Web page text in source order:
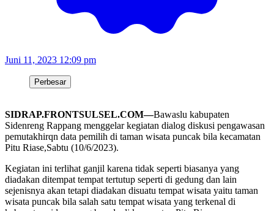
Juni 11, 2023 12:09 pm
Perbesar
SIDRAP.FRONTSULSEL.COM—Bawaslu kabupaten
Sidenreng Rappang menggelar kegiatan dialog diskusi pengawasan
pemutakhirqn data pemilih di taman wisata puncak bila kecamatan
Pitu Riase,Sabtu (10/6/2023).
Kegiatan ini terlihat ganjil karena tidak seperti biasanya yang
diadakan ditempat tempat tertutup seperti di gedung dan lain
sejenisnya akan tetapi diadakan disuatu tempat wisata yaitu taman
wisata puncak bila salah satu tempat wisata yang terkenal di